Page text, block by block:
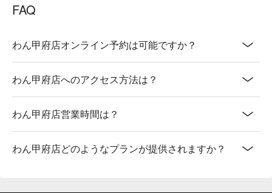
FAQ
わん甲府店オンライン予約は可能ですか？
わん甲府店へのアクセス方法は？
わん甲府店営業時間は？
わん甲府店どのようなプランが提供されますか？